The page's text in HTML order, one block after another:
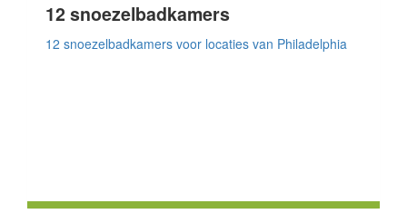
12 snoezelbadkamers
12 snoezelbadkamers voor locaties van Philadelphia